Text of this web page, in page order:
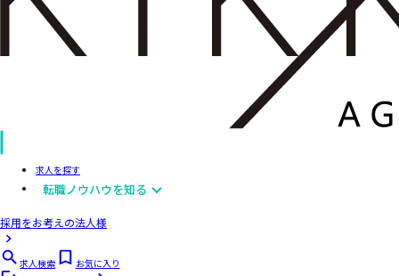
求人を探す
転職ノウハウを知る
採用をお考えの法人様
求人検索
お気に入り